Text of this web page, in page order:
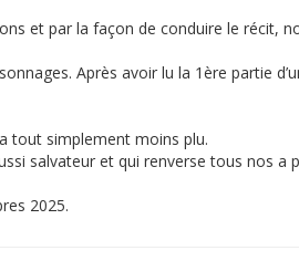
et par la façon de conduire le récit,
Après avoir lu la 1ère partie
tout simplement moins plu.
salvateur et qui renverse tous nos a
2025.